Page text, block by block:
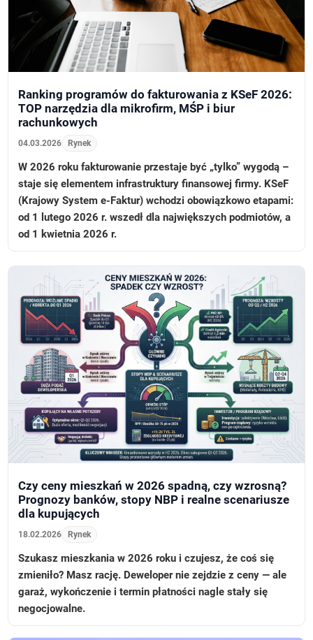
Ranking programów do fakturowania z KSeF 2026:
TOP narzędzia dla mikrofirm, MŚP i biur
rachunkowych
04.03.2026 Rynek
W 2026 roku fakturowanie przestaje być „tylko” wygodą –
staje się elementem infrastruktury finansowej firmy. KSeF
(Krajowy System e-Faktur) wchodzi obowiązkowo etapami:
od 1 lutego 2026 r. wszedł dla największych podmiotów, a
od 1 kwietnia 2026 r.
Czy ceny mieszkań w 2026 spadną, czy wzrosną?
Prognozy banków, stopy NBP i realne scenariusze
dla kupujących
18.02.2026 Rynek
Szukasz mieszkania w 2026 roku i czujesz, że coś się
zmieniło? Masz rację. Deweloper nie zejdzie z ceny — ale
garaż, wykończenie i termin płatności nagle stały się
negocjowalne.